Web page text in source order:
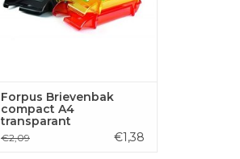
Forpus Brievenbak
compact A4
transparant
€2,09 €1,38